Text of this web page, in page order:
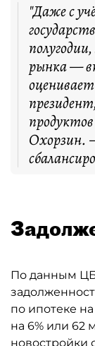
"Даже с
рынка —
Охорзин.
По данным ЦБ
по ипотеке
на 6% или 62
новостройки